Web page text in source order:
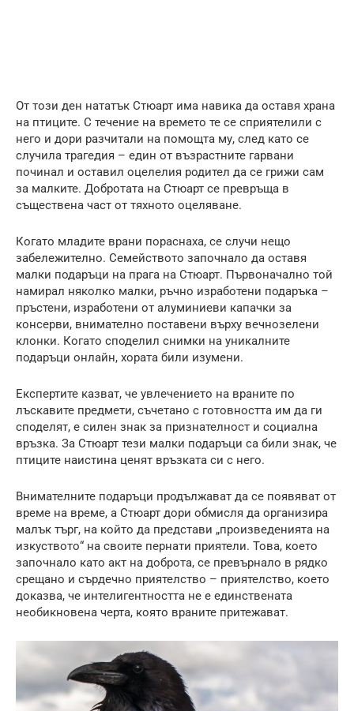
От този ден нататък Стюарт има навика да оставя храна
на птиците. С течение на времето те се сприятелили с
него и дори разчитали на помощта му, след като се
случила трагедия – един от възрастните гарвани
починал и оставил оцелелия родител да се грижи сам
за малките. Добротата на Стюарт се превръща в
съществена част от тяхното оцеляване.
Когато младите врани пораснаха, се случи нещо
забележително. Семейството започнало да оставя
малки подаръци на прага на Стюарт. Първоначално той
намирал няколко малки, ръчно изработени подаръка –
пръстени, изработени от алуминиеви капачки за
консерви, внимателно поставени върху вечнозелени
клонки. Когато споделил снимки на уникалните
подаръци онлайн, хората били изумени.
Експертите казват, че увлечението на враните по
лъскавите предмети, съчетано с готовността им да ги
споделят, е силен знак за признателност и социална
връзка. За Стюарт тези малки подаръци са били знак, че
птиците наистина ценят връзката си с него.
Внимателните подаръци продължават да се появяват от
време на време, а Стюарт дори обмисля да организира
малък търг, на който да представи „произведенията на
изкуството“ на своите пернати приятели. Това, което
започнало като акт на доброта, се превърнало в рядко
срещано и сърдечно приятелство – приятелство, което
доказва, че интелигентността не е единствената
необикновена черта, която враните притежават.